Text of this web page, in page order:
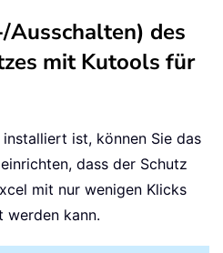
Ausschalten) des
mit Kutools für
ist, können Sie das
dass der Schutz
mit nur wenigen Klicks
werden kann.